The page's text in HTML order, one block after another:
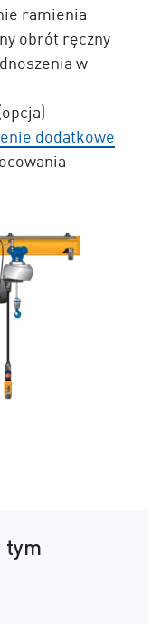
ramienia
obrót ręczny
w
dodatkowe
tym